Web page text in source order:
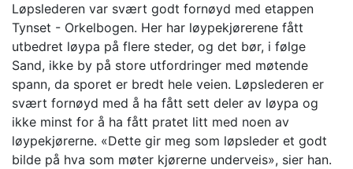
Løpslederen var svært godt fornøyd med etappen
Tynset - Orkelbogen. Her har løypekjørerene fått
utbedret løypa på flere steder, og det bør, i følge
Sand, ikke by på store utfordringer med møtende
spann, da sporet er bredt hele veien. Løpslederen er
svært fornøyd med å ha fått sett deler av løypa og
ikke minst for å ha fått pratet litt med noen av
løypekjørerne. «Dette gir meg som løpsleder et godt
bilde på hva som møter kjørerne underveis», sier han.